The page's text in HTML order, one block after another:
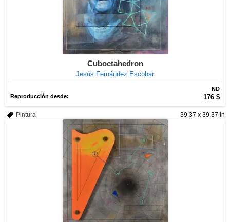
Cuboctahedron
Jesús Fernández Escobar
ND
Reproducción desde:
176 $
39.37 x 39.37 in
Pintura